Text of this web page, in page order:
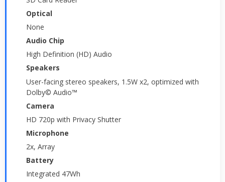
Optical
None
Audio Chip
High Definition (HD) Audio
Speakers
User-facing stereo speakers, 1.5W x2, optimized with
Dolby© Audio™
Camera
HD 720p with Privacy Shutter
Microphone
2x, Array
Battery
Integrated 47Wh